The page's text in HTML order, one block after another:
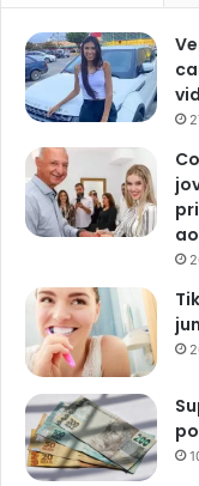
Mais economia
90 e 95% na
Garantia de
Fácil
Equilíbrio e
do carvão, esse
Instalação rápida;
Não produz
dia;
Valorização do